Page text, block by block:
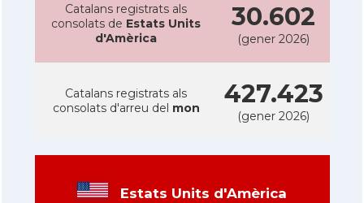
Catalans registrats als
consolats de Estats Units
d'Amèrica
30.602
(gener 2026)
Catalans registrats als
consolats d'arreu del mon 427.423
(gener 2026)
Estats Units d'Amèrica